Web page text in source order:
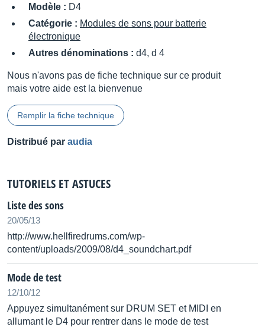
Modèle : D4
Catégorie : Modules de sons pour batterie
électronique
Autres dénominations : d4, d 4
Nous n'avons pas de fiche technique sur ce produit
mais votre aide est la bienvenue
Remplir la fiche technique
Distribué par audia
TUTORIELS ET ASTUCES
Liste des sons
20/05/13
http://www.hellfiredrums.com/wp-
content/uploads/2009/08/d4_soundchart.pdf
Mode de test
12/10/12
Appuyez simultanément sur DRUM SET et MIDI en
allumant le D4 pour rentrer dans le mode de test